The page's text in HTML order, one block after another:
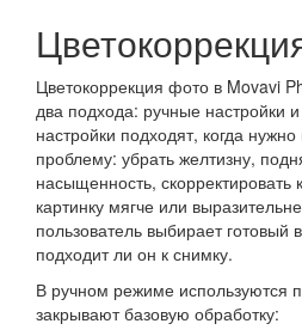
Цветокоррекция фото в Movavi
два подхода: ручные настройки
настройки подходят, когда
проблему: убрать желтизну,
насыщенность, скорректировать
картинку мягче или
пользователь выбирает готовый
подходит ли он к снимку.
В ручном режиме используются
закрывают базовую обработку: